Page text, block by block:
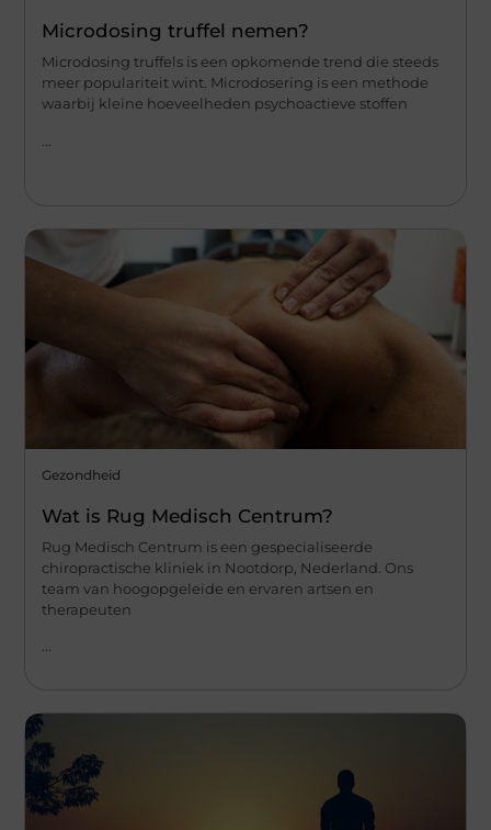
Microdosing truffel nemen?
Microdosing truffels is een opkomende trend die steeds
meer populariteit wint. Microdosering is een methode
waarbij kleine hoeveelheden psychoactieve stoffen
Gezondheid
Wat is Rug Medisch Centrum?
Rug Medisch Centrum is een gespecialiseerde
chiropractische kliniek in Nootdorp, Nederland. Ons
team van hoogopgeleide en ervaren artsen en
therapeuten